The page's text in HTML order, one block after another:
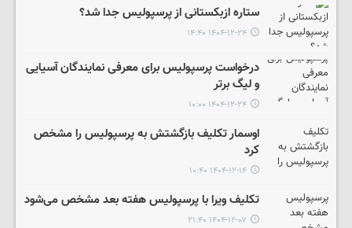
ستاره ازبکستانی از پرسپولیس جدا شد؟
۱۴۰۴-۱۲-۲۴ ۱۴:۴۰
درخواست پرسپولیس برای معرفی نمایندگان آسیایی
و لیگ برتر
۱۴۰۴-۱۲-۲۴ ۱۰:۰۰
اوسمار تکلیف بازگشتش به پرسپولیس را مشخص
کرد
۱۴۰۴-۱۲-۱۴ ۱۰:۴۰
تکلیف ویرا با پرسپولیس هفته بعد مشخص می‌شود
۱۴۰۴-۱۲-۰۷ ۲۱:۴۰